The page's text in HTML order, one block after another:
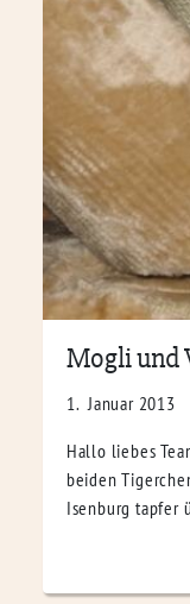
Mogli und
1. Januar 2013
Hallo liebes
beiden
Isenburg tapfer